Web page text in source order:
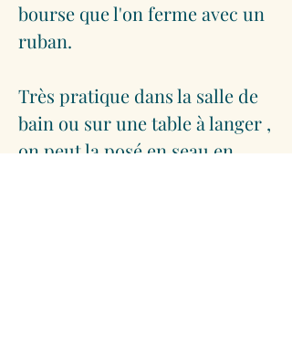
bourse que l'on ferme avec un
ruban.
Très pratique dans la salle de
bain ou sur une table à langer ,
on peut la posé en seau en